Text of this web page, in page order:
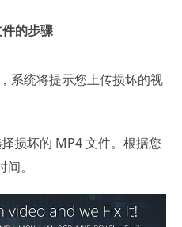
的步骤
系统将提示您上传损坏的视
损坏的 MP4 文件。根据您
。